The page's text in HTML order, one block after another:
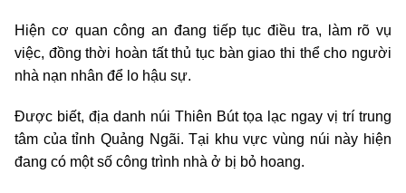
Hiện cơ quan công an đang tiếp tục điều tra, làm rõ vụ
việc, đồng thời hoàn tất thủ tục bàn giao thi thể cho người
nhà nạn nhân để lo hậu sự.
Được biết, địa danh núi Thiên Bút tọa lạc ngay vị trí trung
tâm của tỉnh Quảng Ngãi. Tại khu vực vùng núi này hiện
đang có một số công trình nhà ở bị bỏ hoang.